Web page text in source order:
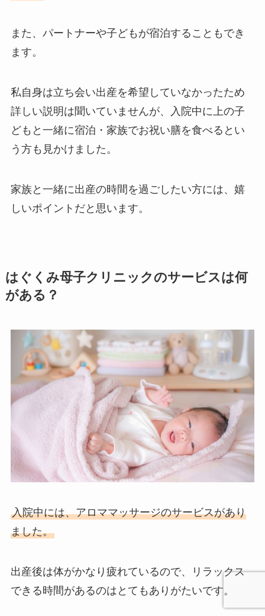
また、パートナーや子どもが宿泊することもでき
ます。
私自身は立ち会い出産を希望していなかったため
詳しい説明は聞いていませんが、入院中に上の子
どもと一緒に宿泊・家族でお祝い膳を食べるとい
う方も見かけました。
家族と一緒に出産の時間を過ごしたい方には、嬉
しいポイントだと思います。
はぐくみ母子クリニックのサービスは何
がある？
入院中には、アロママッサージのサービスがあり
ました。
出産後は体がかなり疲れているので、リラックス
できる時間があるのはとてもありがたいです。